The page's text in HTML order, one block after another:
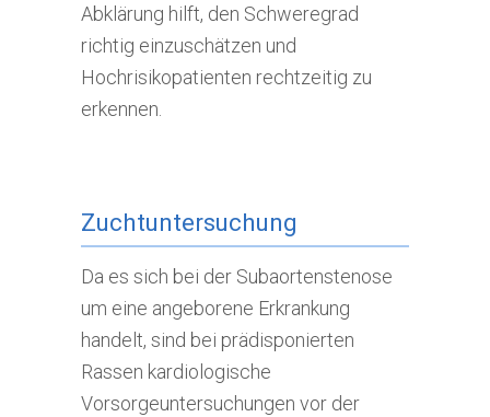
Abklärung hilft, den Schweregrad
richtig einzuschätzen und
Hochrisikopatienten rechtzeitig zu
erkennen.
Zuchtuntersuchung
Da es sich bei der Subaortenstenose
um eine angeborene Erkrankung
handelt, sind bei prädisponierten
Rassen kardiologische
Vorsorgeuntersuchungen vor der